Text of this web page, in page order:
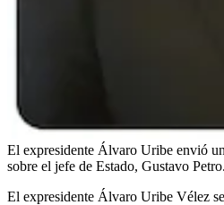
El expresidente Álvaro Uribe envió
sobre el jefe de Estado, Gustavo Petro.
El expresidente Álvaro Uribe Vélez